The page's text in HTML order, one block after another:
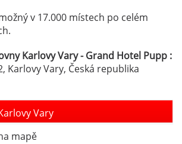
v 17.000 místech po celém
Karlovy Vary - Grand Hotel Pupp :
Karlovy Vary, Česká republika
Vary
mapě